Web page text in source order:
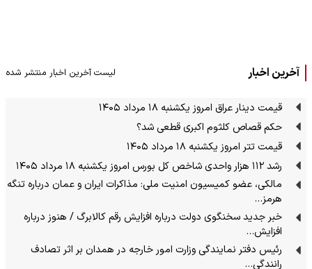
آخرین اخبار لیست آخرین اخبار منتشر شده
قیمت دینار عراق امروز یکشنبه ۱۸ مرداد ۱۴۰۵
حکم قصاص کلثوم اکبری قطعی شد؟
قیمت تتر امروز یکشنبه ۱۸ مرداد ۱۴۰۵
رشد ۱۱۲ هزار واحدی شاخص کل بورس امروز یکشنبه ۱۸ مرداد ۱۴۰۵
مالکی، عضو کمیسیون امنیت ملی: مذاکرات ایران و عمان درباره تنگه
هرمز…
خبر جدید سخنگوی دولت درباره افزایش رقم کالابرگ / هنوز درباره
افزایش…
رئیس دفتر نمایندگی وزارت امور خارجه در همدان بر اثر تصادف
رانندگی…